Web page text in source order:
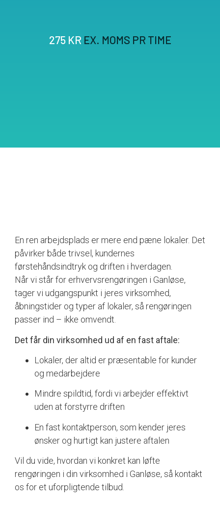
275 KR EX. MOMS PR TIME
En ren arbejdsplads er mere end pæne lokaler. Det
påvirker både trivsel, kundernes
førstehåndsindtryk og driften i hverdagen.
Når vi står for erhvervsrengøringen i Ganløse,
tager vi udgangspunkt i jeres virksomhed,
åbningstider og typer af lokaler, så rengøringen
passer ind – ikke omvendt.
Det får din virksomhed ud af en fast aftale:
Lokaler, der altid er præsentable for kunder
og medarbejdere
Mindre spildtid, fordi vi arbejder effektivt
uden at forstyrre driften
En fast kontaktperson, som kender jeres
ønsker og hurtigt kan justere aftalen
Vil du vide, hvordan vi konkret kan løfte
rengøringen i din virksomhed i Ganløse, så kontakt
os for et uforpligtende tilbud.